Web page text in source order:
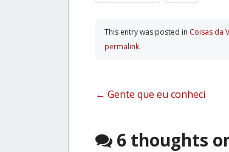
This entry was posted in Coisas da
permalink.
Post
← Gente que eu conheci
6 thoughts